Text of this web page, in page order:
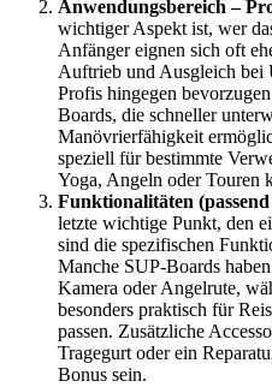
Anwendungsbereich –
wichtiger Aspekt ist, wer
Anfänger eignen sich oft
Auftrieb und Ausgleich bei
Profis hingegen
Boards, die schneller
Manövrierfähigkeit
speziell für bestimmte
Yoga, Angeln oder Touren
Funktionalitäten
letzte wichtige Punkt, den
sind die spezifischen
Manche SUP-Boards
Kamera oder Angelrute,
besonders praktisch für
passen. Zusätzliche
Tragegurt oder ein
Bonus sein.